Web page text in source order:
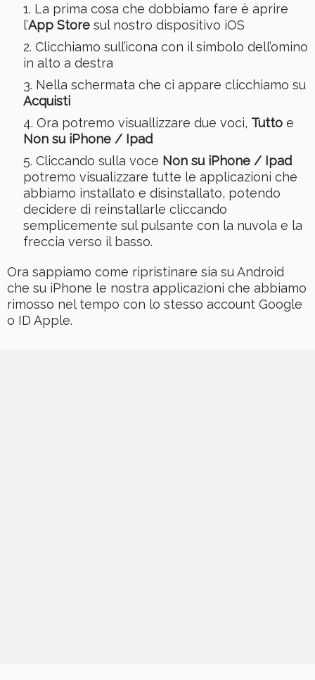
La prima cosa che dobbiamo fare è aprire
l’App Storesul nostro dispositivo iOS
Clicchiamo sull’icona con il simbolo dell’omino
in alto a destra
Nella schermata che ci appare clicchiamo su
Acquisti
Ora potremo visuallizzare due voci, Tuttoe
Non su iPhone / Ipad
Cliccando sulla voce Non su iPhone / Ipad
potremo visualizzare tutte le applicazioni che
abbiamo installato e disinstallato, potendo
decidere di reinstallarle cliccando
semplicemente sul pulsante con la nuvola e la
freccia verso il basso.
Ora sappiamo come ripristinare sia su Android
che su iPhone le nostra applicazioni che abbiamo
rimosso nel tempo con lo stesso account Google
o ID Apple.